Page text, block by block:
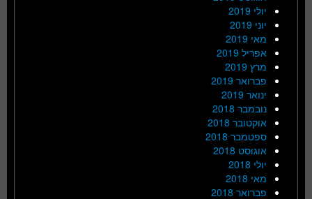
יולי 2019
יוני 2019
מאי 2019
אפריל 2019
מרץ 2019
פברואר 2019
ינואר 2019
נובמבר 2018
אוקטובר 2018
ספטמבר 2018
אוגוסט 2018
יולי 2018
מאי 2018
פברואר 2018